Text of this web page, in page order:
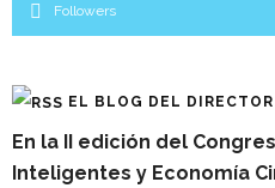
Followers
EL BLOG DEL DIRECTOR
En la II edición del
Inteligentes y Economía